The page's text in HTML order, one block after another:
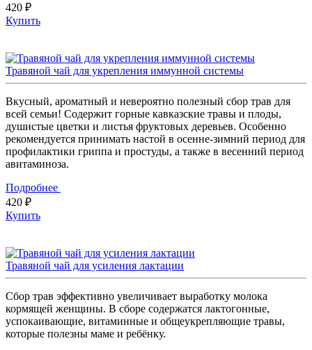
420 ₽
Купить
Травяной чай для укрепления иммунной системы
Вкусный, ароматный и невероятно полезный сбор трав для
всей семьи! Содержит горные кавказские травы и плоды,
душистые цветки и листья фруктовых деревьев. Особенно
рекомендуется принимать настой в осенне-зимний период для
профилактики гриппа и простуды, а также в весенний период
авитаминоза.
Подробнее
420 ₽
Купить
Травяной чай для усиления лактации
Сбор трав эффективно увеличивает выработку молока
кормящей женщины. В сборе содержатся лактогонные,
успокаивающие, витаминные и общеукрепляющие травы,
которые полезны маме и ребёнку.